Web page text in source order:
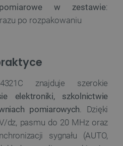
w zestawie:
po rozpakowaniu
znajduje szerokie
elektroniki, szkolnictwie
pomiarowych . Dzięki
dz, pasmu do 20 MHz oraz
sygnału (AUTO,